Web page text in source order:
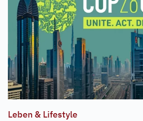
Leben & Lifestyle